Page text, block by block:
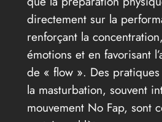
directement sur la
renforçant la
émotions et en favorisant
de « flow ». Des pratiques
la masturbation, souvent
mouvement No Fap, sont